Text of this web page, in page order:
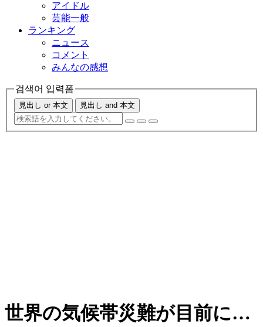
アイドル
芸能一般
ランキング
ニュース
コメント
みんなの感想
검색어 입력폼
見出し or 本文 見出し and 本文
世界の気候帯災難が目前に…